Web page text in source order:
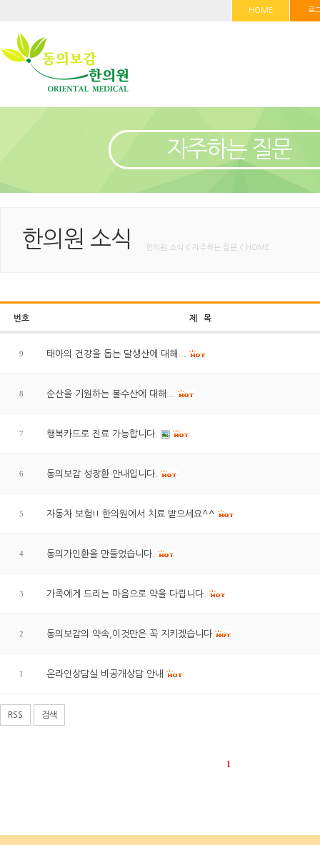
HOME 로
자주하는 질문
한의원 소식 한의원 소식 < 자주하는 질문 < HOME
번호 제 목
9 태아의 건강을 돕는 달생산에 대해...
8 순산을 기원하는 불수산에 대해...
7 행복카드로 진료 가능합니다.
6 동의보감 성장환 안내입니다.
5 자동차 보험!! 한의원에서 치료 받으세요^^
4 동의가인환을 만들었습니다.
3 가족에게 드리는 마음으로 약을 다립니다.
2 동의보감의 약속,이것만은 꼭 지키겠습니다
1 온라인상담실 비공개상담 안내
RSS 검색
1